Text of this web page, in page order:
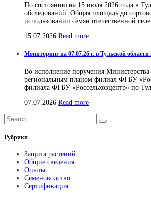
По состоянию на 15 июля 2026 года в
обследований. Общая площадь до
использовании семян отечественной
15.07.2026 Read more
Мониторинг на 07.07.26 г. в Тульской
Во исполнение поручения Министерства
региональным планом филиал ФГБУ
филиала ФГБУ «Россельхозцентр» по
07.07.2026 Read more
Рубрики
Защита растений
Общие сведения
Опыты
Семеноводство
Сертификация